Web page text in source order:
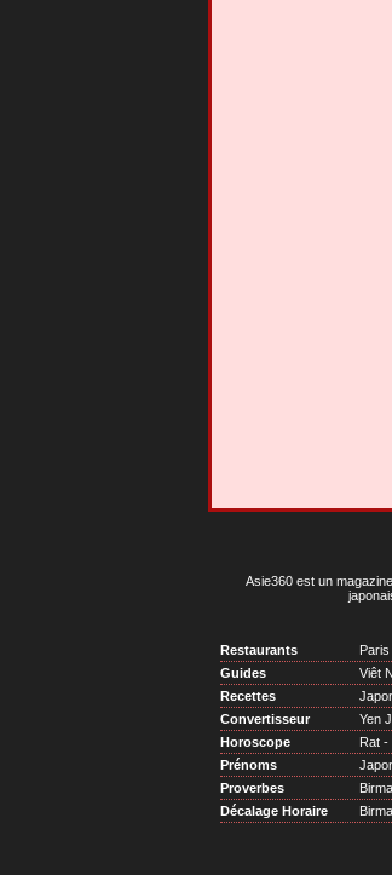
Asie360 est un
Restaurants Paris
Guides
Viêt
Recettes
Convertisseur
Yen
Horoscope
Rat -
Prénoms
Proverbes
Décalage Horaire